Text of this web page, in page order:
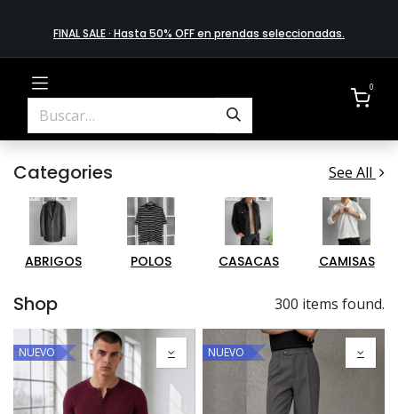
FINAL SALE · Hasta 50% OFF en prendas​ selecciona​das.
0
Categories See All
ABRIGOS POLOS CASACAS CAMISAS
Shop 300 items found.
NUEVO NUEVO